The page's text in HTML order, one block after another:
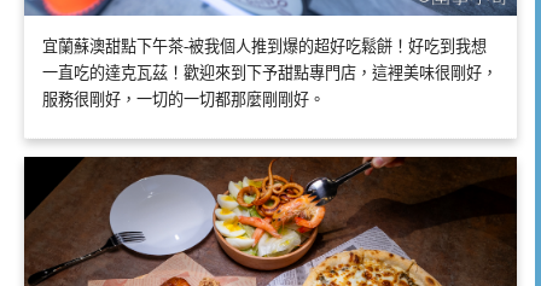
宜蘭蘇澳甜點下午茶-被我個人推到爆的超好吃鬆餅！好吃到我想
一直吃的達克瓦茲！歡迎來到下予甜點專門店，這裡美味很剛好，
服務很剛好，一切的一切都那麼剛剛好。